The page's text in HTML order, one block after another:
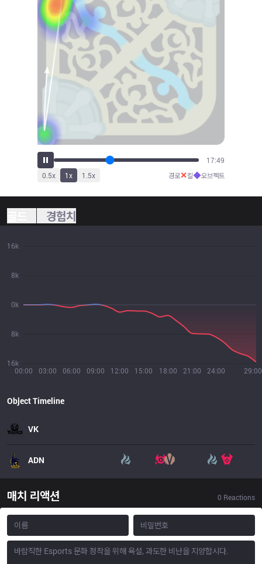
19:32
0.5x 1x 1.5x 경로✕킬◆오브젝트
경험치
00:00 03:00 06:00 09:00 12:00 15:00 18:00 21:00 24:00 29:00
16k
8k
0k
8k
16k
Object Timeline
VK
ADN
매치 리액션 0 Reactions